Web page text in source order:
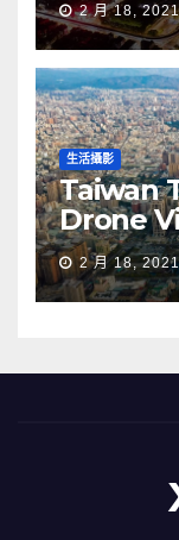
2 月 18, 2021
生活攝影
Taiwan
Drone
2 月 18, 2021